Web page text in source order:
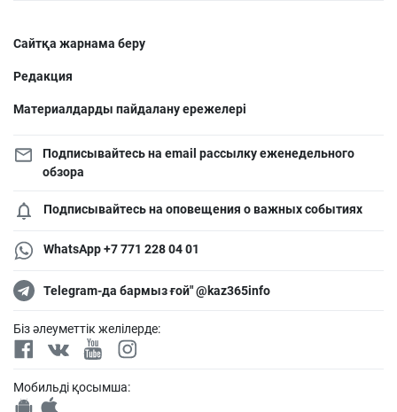
Сайтқа жарнама беру
Редакция
Материалдарды пайдалану ережелері
Подписывайтесь на email рассылку еженедельного
обзора
Подписывайтесь на оповещения о важных событиях
WhatsApp +7 771 228 04 01
Telegram-да бармыз ғой" @kaz365info
Біз әлеуметтік желілерде:
Мобильді қосымша: